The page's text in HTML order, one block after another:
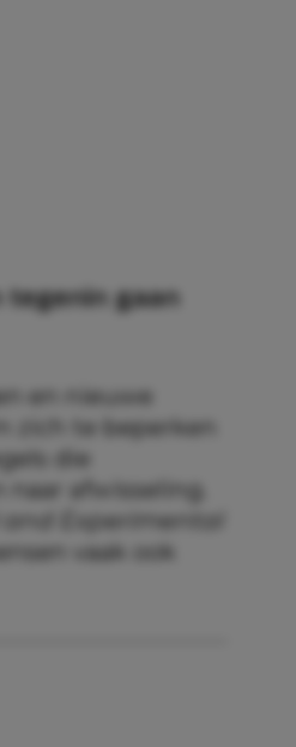
gaan
en nieuwe
zich te beperken
die
afwisseling.
Experimental
vaak ook